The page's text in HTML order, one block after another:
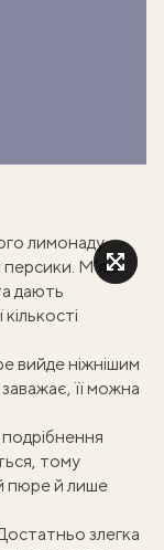
лимонаду
М’які
дають
вийде ніжнішим
її можна
подрібнення
тому
пюре й лише
злегка